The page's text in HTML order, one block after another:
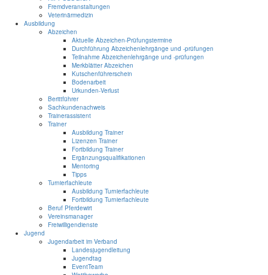
Fremdveranstaltungen
Veterinärmedizin
Ausbildung
Abzeichen
Aktuelle Abzeichen-Prüfungstermine
Durchführung Abzeichenlehrgänge und -prüfungen
Teilnahme Abzeichenlehrgänge und -prüfungen
Merkblätter Abzeichen
Kutschenführerschein
Bodenarbeit
Urkunden-Verlust
Berittführer
Sachkundenachweis
Trainerassistent
Trainer
Ausbildung Trainer
Lizenzen Trainer
Fortbildung Trainer
Ergänzungsqualifikationen
Mentoring
Tipps
Turnierfachleute
Ausbildung Turnierfachleute
Fortbildung Turnierfachleute
Beruf Pferdewirt
Vereinsmanager
Freiwilligendienste
Jugend
Jugendarbeit im Verband
Landesjugendleitung
Jugendtag
EventTeam